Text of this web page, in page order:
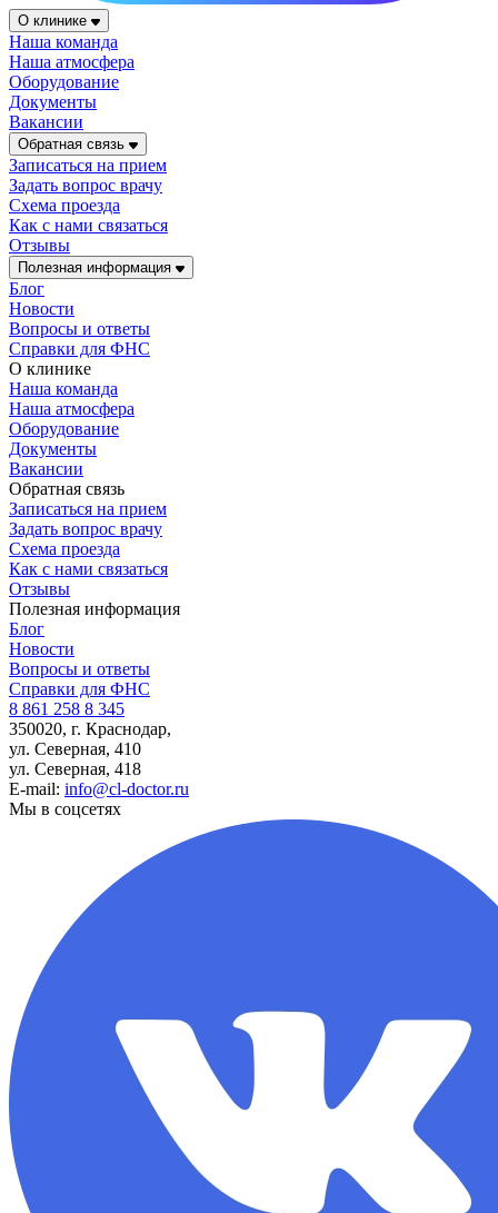
О клинике
Наша команда
Наша атмосфера
Оборудование
Документы
Вакансии
Обратная связь
Записаться на прием
Задать вопрос врачу
Схема проезда
Как с нами связаться
Отзывы
Полезная информация
Блог
Новости
Вопросы и ответы
Справки для ФНС
О клинике
Наша команда
Наша атмосфера
Оборудование
Документы
Вакансии
Обратная связь
Записаться на прием
Задать вопрос врачу
Схема проезда
Как с нами связаться
Отзывы
Полезная информация
Блог
Новости
Вопросы и ответы
Справки для ФНС
8 861 258 8 345
350020, г. Краснодар,
ул. Северная, 410
ул. Северная, 418
E-mail: info@cl-doctor.ru
Мы в соцсетях